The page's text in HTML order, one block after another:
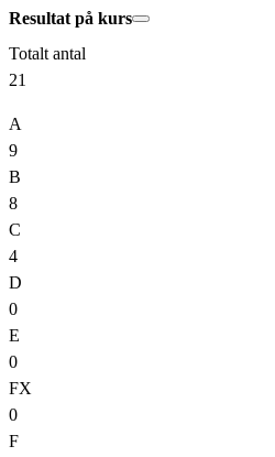
Resultat på kurs
Totalt antal
21
A
9
B
8
C
4
D
0
E
0
FX
0
F